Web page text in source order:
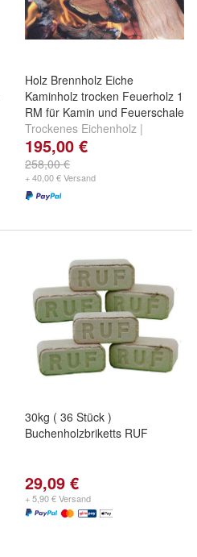
Holz Brennholz Eiche
Kaminholz trocken Feuerholz 1
RM für Kamin und Feuerschale
Trockenes Eichenholz |
Kaminholz | Brennholz |
Feuerholz | ofenfertig
195,00 €
258,00 €
+ 40,00 € Versand
30kg ( 36 Stück )
Buchenholzbriketts RUF
29,09 €
+ 5,90 € Versand